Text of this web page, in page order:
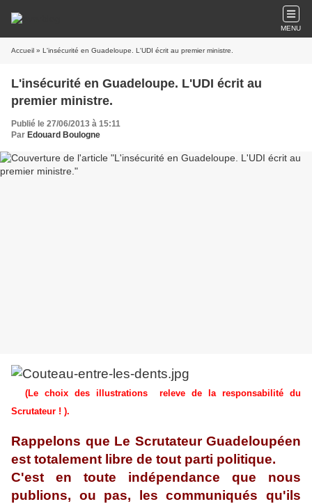
MENU
Accueil » L'insécurité en Guadeloupe. L'UDI écrit au premier ministre.
L'insécurité en Guadeloupe. L'UDI écrit au
premier ministre.
Publié le 27/06/2013 à 15:11
Par Edouard Boulogne
(Le choix des illustrations releve de la responsabilité du
Scrutateur ! ).
Rappelons que Le Scrutateur Guadeloupéen
est totalement libre de tout parti politique.
C'est en toute indépendance que nous
publions, ou pas, les communiqués qu'ils